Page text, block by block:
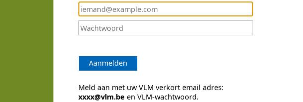
Aanmelden
Meld aan met uw VLM verkort email adres:
xxxx@vlm.be en VLM-wachtwoord.